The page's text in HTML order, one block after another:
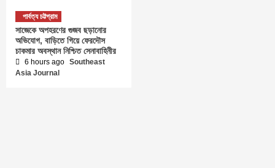
পার্বত্য চট্টগ্রাম
সাজেকে অপহরণের গুজব ছড়ানোর
অভিযোগ, বাড়িতে গিয়ে ফেরদৌস
চাকমার অবস্থান নিশ্চিত সেনাবাহিনীর
6 hours ago Southeast
Asia Journal